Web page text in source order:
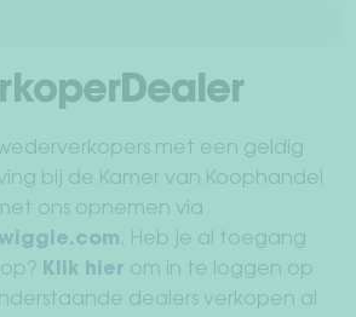
& Hondenriem
met een geldig
bij de Kamer van Koophandel
ons opnemen via
. Heb je al toegang
Klik hier om in te loggen op
dealers verkopen al